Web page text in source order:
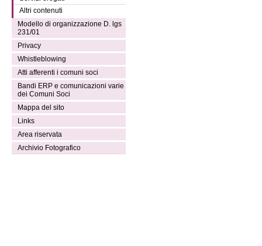
Altri contenuti
Modello di organizzazione D. lgs
231/01
Privacy
Whistleblowing
Atti afferenti i comuni soci
Bandi ERP e comunicazioni varie
dei Comuni Soci
Mappa del sito
Links
Area riservata
Archivio Fotografico